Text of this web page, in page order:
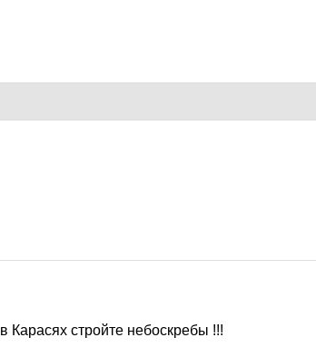
Карасях стройте небоскребы !!!